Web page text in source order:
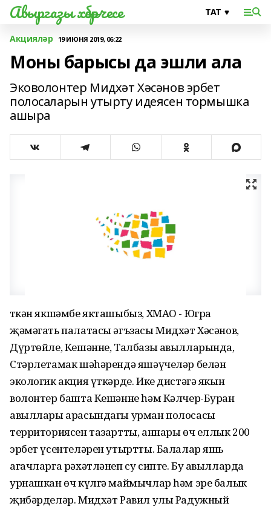
Авыргазы хәбәрчесе
Акцияләр 19 ИЮНЯ 2019, 06:22
Моны барысы да эшли ала
Эковолонтер Мидхәт Хәсәнов эрбет
полосаларын утырту идеясен тормышка
ашыра
Үткән якшәмбе якташыбыз, ХМАО - Югра
җәмәгать палатасы әгъзасы Мидхәт Хәсәнов,
Дүртөйле, Кешәнне, Талбазы авылларында,
Стәрлетамак шәһәрендә яшәүчеләр белән
экологик акция үткәрде. Ике дистәгә якын
волонтер башта Кешәнне һәм Кәлчер-Буран
авыллары арасындагы урман полосасы
территориясен тазартты, аннары өч еллык 200
эрбет үсентеләрен утыртты. Балалар яшь
агачларга рәхәтләнеп су сипте. Бу авылларда
урнашкан өч күлгә маймычлар һәм эре балык
җибәрделәр. Мидхәт Равил улы Радужный